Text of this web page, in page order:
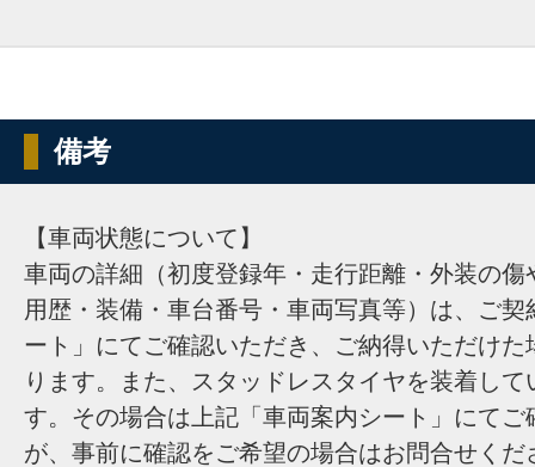
備考
【車両状態について】
車両の詳細（初度登録年・走行距離・外装の傷
用歴・装備・車台番号・車両写真等）は、ご
ート」にてご確認いただき、ご納得いただけ
ります。また、スタッドレスタイヤを装着し
す。その場合は上記「車両案内シート」にてご
が、事前に確認をご希望の場合はお問合せくだ